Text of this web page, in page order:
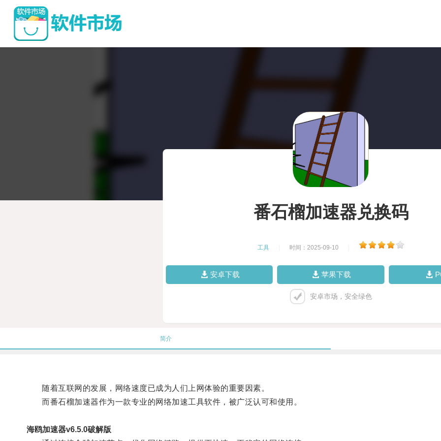
番石榴加速器兑换码
工具 时间：2025-09-10
安卓下载 苹果下载
安卓市场，安全绿色
简介
随着互联网的发展，网络速度已成为人们上网体验的重要因素。
而番石榴加速器作为一款专业的网络加速工具软件，被广泛认可和使用。
海鸥加速器v6.5.0破解版